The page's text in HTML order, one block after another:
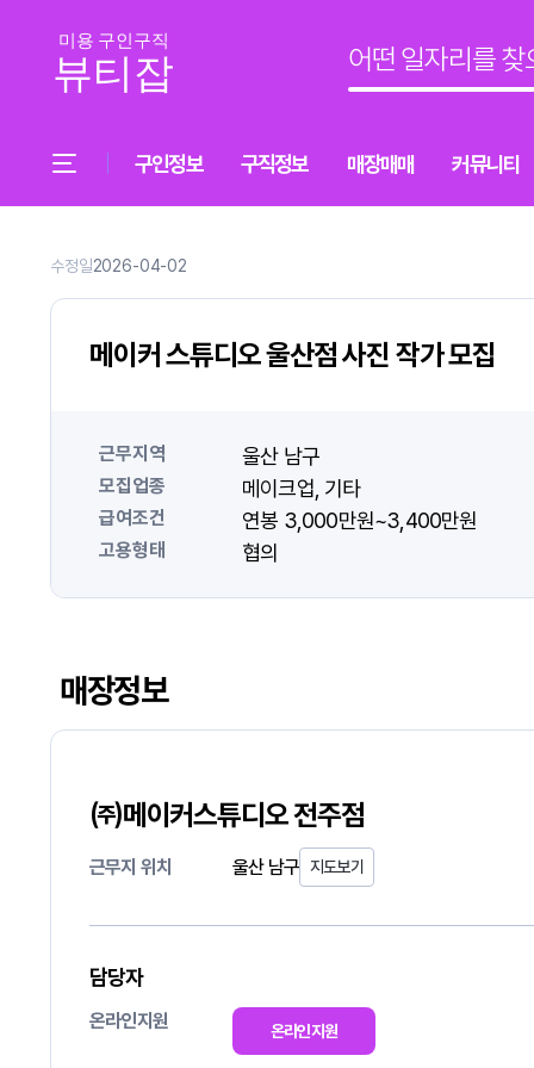
구인정보 구직정보 매장매매 커뮤니티
수정일2026-04-02
메이커 스튜디오 울산점 사진 작가 모집
근무지역 울산 남구
모집업종 메이크업 기타
급여조건 연봉 3,000만원~3,400만원
고용형태 협의
매장정보
㈜메이커스튜디오 전주점
근무지 위치 울산 남구 지도보기
담당자
온라인지원 온라인지원